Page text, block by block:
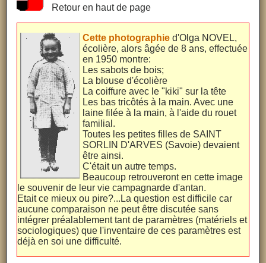
Retour en haut de page
Cette photographied'Olga NOVEL,
écolière, alors âgée de 8 ans, effectuée
en 1950 montre:
Les sabots de bois;
La blouse d'écolière
La coiffure avec le "kiki" sur la tête
Les bas tricôtés à la main. Avec une
laine filée à la main, à l'aide du rouet
familial.
Toutes les petites filles de SAINT
SORLIN D'ARVES (Savoie) devaient
être ainsi.
C'était un autre temps.
Beaucoup retrouveront en cette image
le souvenir de leur vie campagnarde d'antan.
Etait ce mieux ou pire?...La question est difficile car
aucune comparaison ne peut être discutée sans
intégrer préalablement tant de paramètres (matériels et
sociologiques) que l'inventaire de ces paramètres est
déjà en soi une difficulté.